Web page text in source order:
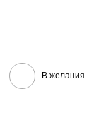
В желания